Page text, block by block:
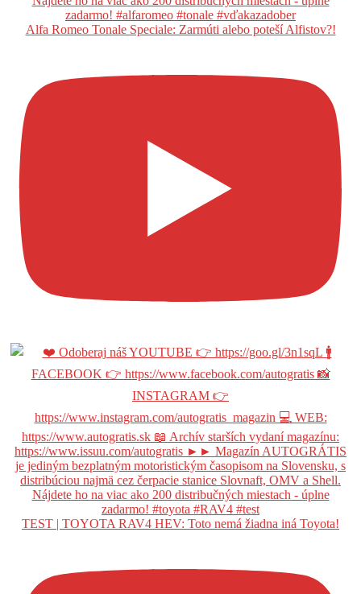
Alfa Romeo Tonale Speciale: Zarmúti alebo poteší Alfistov?!
TEST | TOYOTA RAV4 HEV: Toto nemá žiadna iná Toyota!